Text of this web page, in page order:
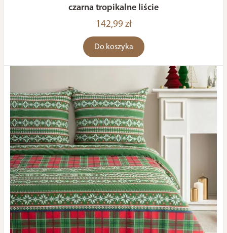
czarna tropikalne liście
142,99 zł
Do koszyka